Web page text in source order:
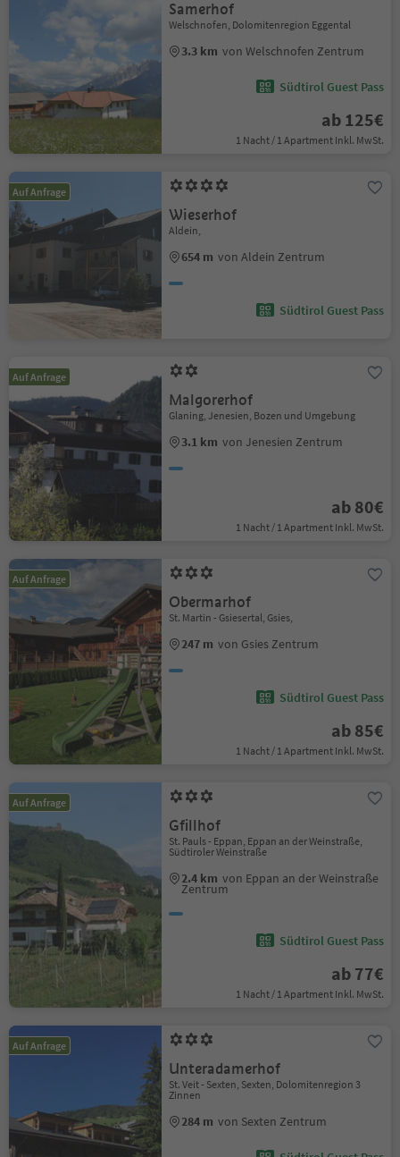
Samerhof
Welschnofen, Dolomitenregion Eggental
3.3 km von Welschnofen Zentrum
Südtirol Guest Pass
ab 125€
1 Nacht / 1 Apartment Inkl. MwSt.
Auf Anfrage
Wieserhof
Aldein,
654 m von Aldein Zentrum
Südtirol Guest Pass
Auf Anfrage
Malgorerhof
Glaning, Jenesien, Bozen und Umgebung
3.1 km von Jenesien Zentrum
ab 80€
1 Nacht / 1 Apartment Inkl. MwSt.
Auf Anfrage
Obermarhof
St. Martin - Gsiesertal, Gsies,
247 m von Gsies Zentrum
Südtirol Guest Pass
ab 85€
1 Nacht / 1 Apartment Inkl. MwSt.
Auf Anfrage
Gfillhof
St. Pauls - Eppan, Eppan an der Weinstraße,
Südtiroler Weinstraße
2.4 km von Eppan an der Weinstraße
Zentrum
Südtirol Guest Pass
ab 77€
1 Nacht / 1 Apartment Inkl. MwSt.
Auf Anfrage
Unteradamerhof
St. Veit - Sexten, Sexten, Dolomitenregion 3
Zinnen
284 m von Sexten Zentrum